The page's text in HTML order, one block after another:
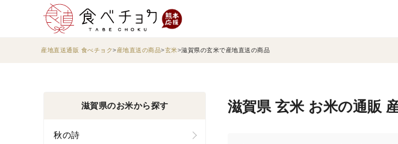
産地直送通販 食べチョク 産地直送の商品 玄米 滋賀県の玄米で産地直送の商品
滋賀県 玄米 お米の通販
滋賀県のお米から探す
秋の詩